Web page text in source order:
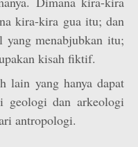
kira-kira gua itu; dan
yang menabjubkan itu;
kisah fiktif.
lain yang hanya dapat
geologi dan arkeologi
antropologi.